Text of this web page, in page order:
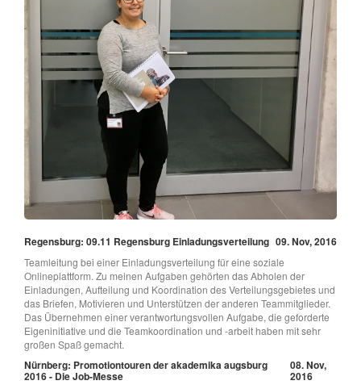
Regensburg: 09.11 Regensburg Einladungsverteilung 09. Nov, 2016
Teamleitung bei einer Einladungsverteilung für eine soziale
Onlineplattform. Zu meinen Aufgaben gehörten das Abholen der
Einladungen, Aufteilung und Koordination des Verteilungsgebietes und
das Briefen, Motivieren und Unterstützen der anderen Teammitglieder.
Das Übernehmen einer verantwortungsvollen Aufgabe, die geforderte
Eigeninitiative und die Teamkoordination und -arbeit haben mit sehr
großen Spaß gemacht.
Nürnberg: Promotiontouren der akademika augsburg
2016 - Die Job-Messe
08. Nov,
2016